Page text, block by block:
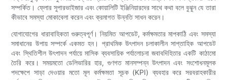
সম্পর্কিত। ফ্লোর সুপারভাইজার এবং কোয়ালিটি ইঞ্জিনিয়ারদের সাথে কথা বলে বুঝুন যে তারা
কীভাবে সমস্যা মোকাবেলা করেন এবং ক্রমাগত উন্নতি সাধন করেন।
যোগাযোগের ধারাবাহিকতা গুরুত্বপূর্ণ। নিয়মিত আপডেট, কর্মক্ষমতার মাপকাঠি এবং সমস্যা
সমাধানের উপায় সম্পর্কে একমত হন। প্রাথমিক উৎপাদন চলাকালীন সাপ্তাহিক আপডেট
এবং স্থিতিশীল উৎপাদন পর্যায়ে মাসিক ব্যবসায়িক পর্যালোচনা জবাবদিহিতার একটি কাঠামো
তৈরি করে। সময়মতো ডেলিভারির হার, গুণগত মানসম্পন্ন উৎপাদন এবং সংশোধনমূলক
পদক্ষেপে সাড়া দেওয়ার মতো মূল কর্মক্ষমতা সূচক (KPI) ব্যবহার করে সরবরাহকারীর